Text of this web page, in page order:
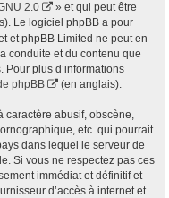
2.0
» et qui peut être
Le logiciel phpBB a pour
et phpBB Limited ne peut en
conduite et du contenu que
Pour plus d’informations
phpBB (en anglais).
caractère abusif, obscène,
etc. qui pourrait
dans lequel le serveur de
Si vous ne respectez pas ces
immédiat et définitif et
d’accès à internet et